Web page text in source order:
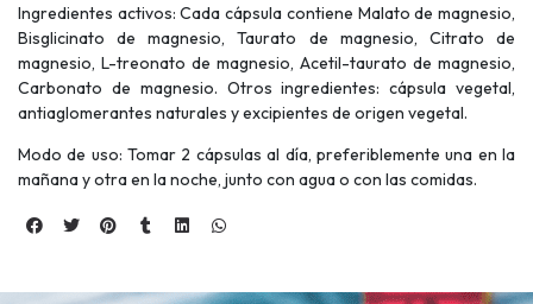
Ingredientes activos: Cada cápsula contiene Malato de magnesio,
Bisglicinato de magnesio, Taurato de magnesio, Citrato de
magnesio, L-treonato de magnesio, Acetil-taurato de magnesio,
Carbonato de magnesio. Otros ingredientes: cápsula vegetal,
antiaglomerantes naturales y excipientes de origen vegetal.
Modo de uso: Tomar 2 cápsulas al día, preferiblemente una en la
mañana y otra en la noche, junto con agua o con las comidas.